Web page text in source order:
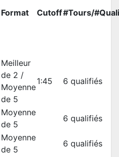
Format Cutoff#Tours/
Meilleur
de 2 /
Moyenne
de 5
1:45 6 qualifiés
Moyenne
de 5
6 qualifiés
Moyenne
de 5
6 qualifiés